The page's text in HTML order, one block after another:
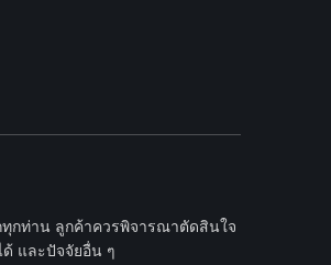
กท่าน ลูกค้าควรพิจารณาตัดสินใจ
ด้ และปัจจัยอื่น ๆ